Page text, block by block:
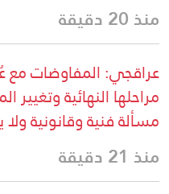
منذ 20 دقيقة
عراقجي: المفاوضات
مراحلها النهائية
مسألة فنية وقانونية
منذ 21 دقيقة